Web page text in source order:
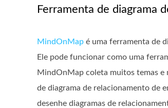
Ferramenta de diagrama
MindOnMap é uma ferramenta de
Ele pode funcionar como uma
MindOnMap coleta muitos temas e
de diagrama de relacionamento de
desenhe diagramas de